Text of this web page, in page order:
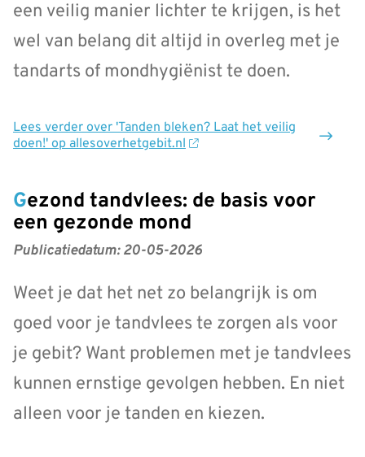
een veilig manier lichter te krijgen, is het
wel van belang dit altijd in overleg met je
tandarts of mondhygiënist te doen.
Lees verder over 'Tanden bleken? Laat het veilig
doen!' op allesoverhetgebit.nl
Gezond tandvlees: de basis voor
een gezonde mond
Publicatiedatum:20-05-2026
Weet je dat het net zo belangrijk is om
goed voor je tandvlees te zorgen als voor
je gebit? Want problemen met je tandvlees
kunnen ernstige gevolgen hebben. En niet
alleen voor je tanden en kiezen.